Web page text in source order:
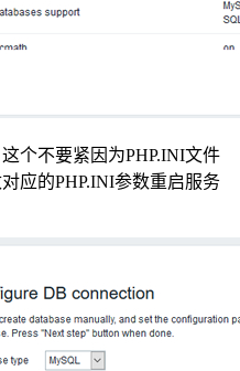
个不要紧因为PHP.INI文件
应的PHP.INI参数重启服务